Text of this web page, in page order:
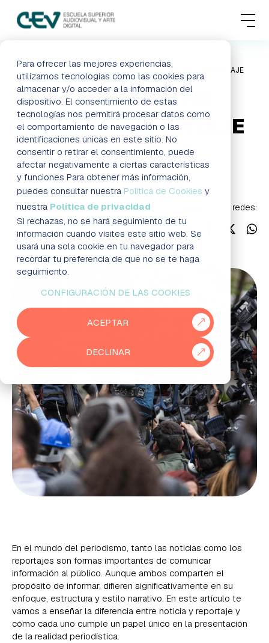
Para ofrecer las mejores experiencias,
utilizamos tecnologías como las cookies para
almacenar y/o acceder a la información del
dispositivo. El consentimiento de estas
tecnologías nos permitirá procesar datos como
el comportamiento de navegación o las
identificaciones únicas en este sitio. No
consentir o retirar el consentimiento, puede
afectar negativamente a ciertas características
y funciones Para obtener más información,
puedes consultar nuestra Política de Cookies y
nuestra Política de privacidad
Si rechazas, no se hará seguimiento de tu
información cuando visites este sitio web. Se
usará una sola cookie en tu navegador para
recordar tu preferencia de que no se te haga
seguimiento.
CONFIGURACIÓN DE LAS COOKIES
ACEPTAR
DECLINAR
MENU
FORMACIONES
ADMISIONES
ACTUALIDAD
ESCUELA
CONTACTO
RESERVAR PLAZA VISITAR ESCUELA
BLOG
EMPRESAS
PARTNERS
931 76 23 43
DIFERENCIA ENTRE
NOTICIA Y REPORTAJE
DIFERENCIA ENTRE NOTICIA Y REPORTAJE
Blog
Síguenos en redes:
En el mundo del periodismo, tanto las noticias como los
reportajes son formas importantes de comunicar
información al público. Aunque ambos comparten el
propósito de informar, difieren significativamente en su
enfoque, estructura y estilo narrativo. En este artículo te
vamos a enseñar la diferencia entre noticia y reportaje y
cómo cada uno cumple un papel único en la presentación
de la realidad periodística.